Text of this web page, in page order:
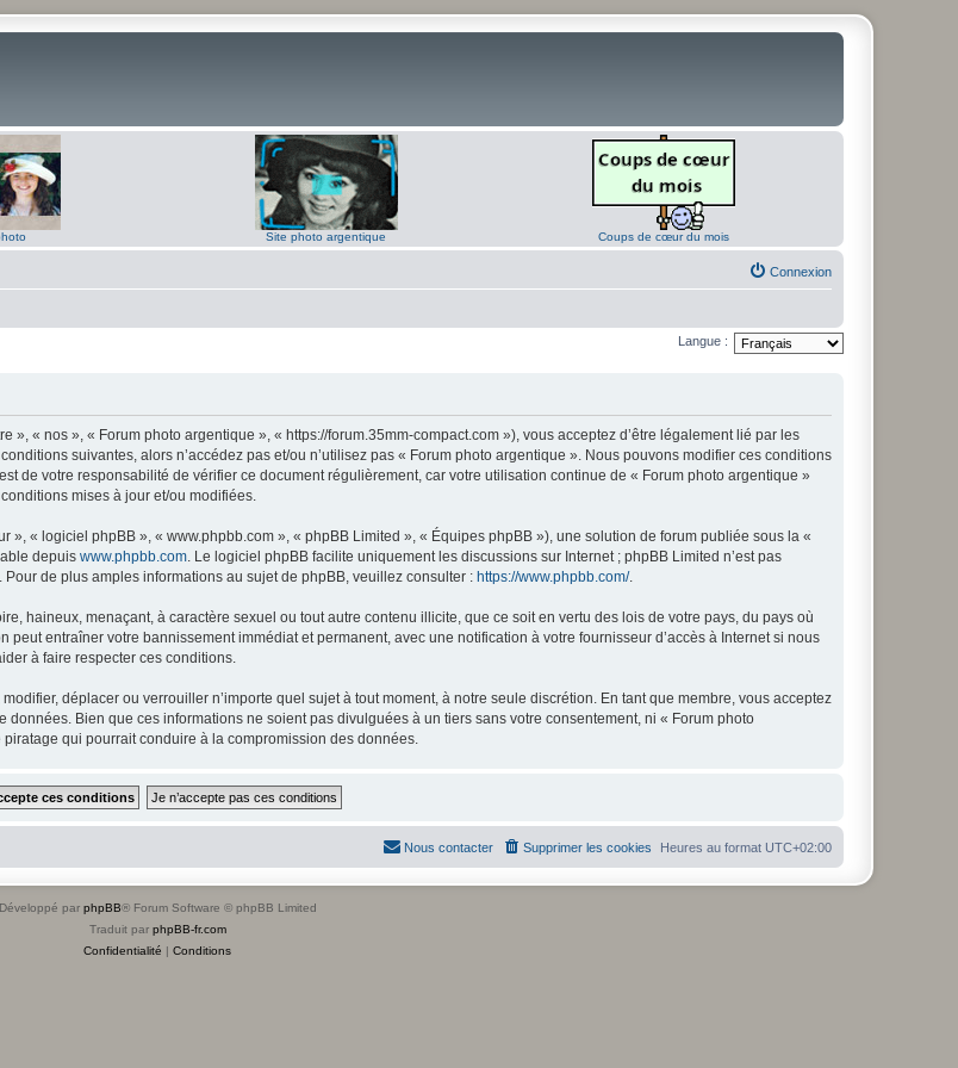
Site photo argentique Coups de cœur du mois
Connexion
Langue :
« nos », « Forum photo argentique », « https://forum.35mm-compact.com »), vous acceptez d’être légalement lié par les
suivantes, alors n’accédez pas et/ou n’utilisez pas « Forum photo argentique ». Nous pouvons modifier ces conditions
de votre responsabilité de vérifier ce document régulièrement, car votre utilisation continue de « Forum photo argentique »
mises à jour et/ou modifiées.
», « logiciel phpBB », « www.phpbb.com », « phpBB Limited », « Équipes phpBB »), une solution de forum publiée sous la «
depuis www.phpbb.com. Le logiciel phpBB facilite uniquement les discussions sur Internet ; phpBB Limited n’est pas
de plus amples informations au sujet de phpBB, veuillez consulter : https://www.phpbb.com/.
haineux, menaçant, à caractère sexuel ou tout autre contenu illicite, que ce soit en vertu des lois de votre pays, du pays où
entraîner votre bannissement immédiat et permanent, avec une notification à votre fournisseur d’accès à Internet si nous
à faire respecter ces conditions.
déplacer ou verrouiller n’importe quel sujet à tout moment, à notre seule discrétion. En tant que membre, vous acceptez
Bien que ces informations ne soient pas divulguées à un tiers sans votre consentement, ni « Forum photo
qui pourrait conduire à la compromission des données.
Heures au format UTC+02:00
Supprimer les cookies
Nous contacter
Développé par phpBB® Forum Software © phpBB Limited
Traduit par phpBB-fr.com
Confidentialité | Conditions